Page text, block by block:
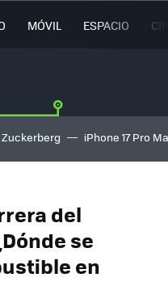
MÓVIL ESPACIO
iPhone 17 Pro
del
se
en